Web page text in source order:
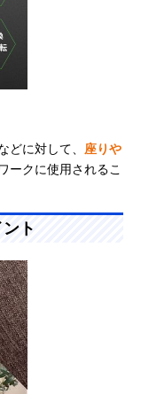
どに対して、 座りや
ークに使用されるこ
ト